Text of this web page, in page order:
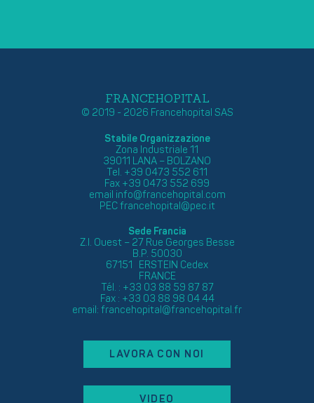
FRANCEHOPITAL
© 2019 - 2026 Francehopital SAS
Stabile Organizzazione
Zona Industriale 11
39011 LANA – BOLZANO
Tel. +39 0473 552 611
Fax +39 0473 552 699
email info@francehopital.com
PECfrancehopital@pec.it
Sede Francia
Z.I. Ouest – 27 Rue Georges Besse
B.P. 50030
67151 ERSTEIN Cedex
FRANCE
Tél. : +33 03 88 59 87 87
Fax : +33 03 88 98 04 44
email: francehopital@francehopital.fr
LAVORA CON NOI
VIDEO